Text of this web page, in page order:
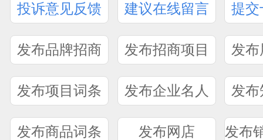
投诉意见反馈 建议在线留言 提交
发布品牌招商 发布招商项目 发
发布项目词条 发布企业名人 发
发布商品词条 发布网店